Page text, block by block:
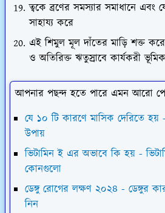
ত্বকে ব্রণের সমস্যার সমাধানে
সাহায্য করে
এই শিমুল মূল দাঁতের মাড়ি শক্ত করে
ও অতিরিক্ত ঋতুস্রাবে কার্যকরী
আপনার পছন্দ হতে পারে এমন আরো
যে ১০ টি কারণে মাসিক দেরিতে
উপায়
ভিটামিন ই এর অভাবে কি হয় -
কোনগুলো
ডেঙ্গু রোগের লক্ষণ ২০২৪ - ডেঙ্গুর
নিন